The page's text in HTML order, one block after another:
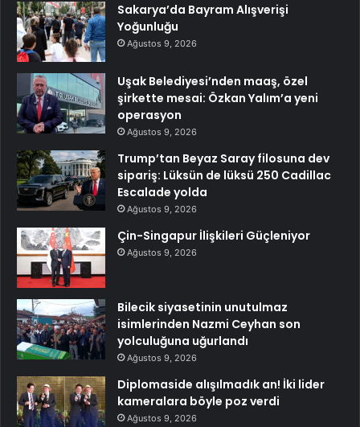
Sakarya’da Bayram Alışverişi
Yoğunluğu
Ağustos 9, 2026
Uşak Belediyesi’nden maaş, özel
şirkette mesai: Özkan Yalım’a yeni
operasyon
Ağustos 9, 2026
Trump’tan Beyaz Saray filosuna dev
sipariş: Lüksün de lüksü 250 Cadillac
Escalade yolda
Ağustos 9, 2026
Çin-Singapur İlişkileri Güçleniyor
Ağustos 9, 2026
Bilecik siyasetinin unutulmaz
isimlerinden Nazmi Ceyhan son
yolculuğuna uğurlandı
Ağustos 9, 2026
Diplomaside alışılmadık an! İki lider
kameralara böyle poz verdi
Ağustos 9, 2026